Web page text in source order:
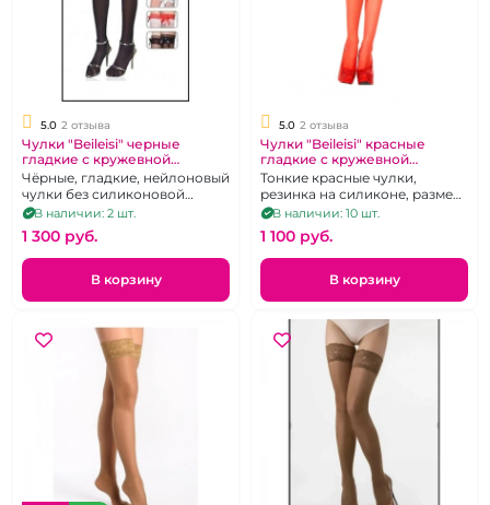
5.0 2 отзыва
Чулки "Beileisi" черные
гладкие с кружевной
красной резинкой бантом и
бусами без силикона р 2-3
Чёрные, гладкие, нейлоновый
чулки без силиконовой
поддержки с коронкой
украшенной красным
кружевом.Размер 1-2
В наличии: 2 шт.
1 300 pуб.
В корзину
5.0 2 отзыва
Чулки "Beileisi" красные
гладкие с кружевной
резинкой
Тонкие красные чулки,
резинка на силиконе, размер
2-3В наличии: 10 шт.
1 100 pуб.
В корзину